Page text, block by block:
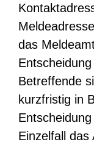
das
Betreffende
kurzfristig in
Einzelfall das